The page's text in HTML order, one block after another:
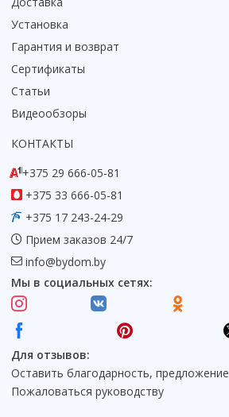
Установка
Гарантия и возврат
Сертификаты
Статьи
Видеообзоры
КОНТАКТЫ
+375 29 666-05-81
+375 33 666-05-81
+375 17 243-24-29
Прием заказов 24/7
info@bydom.by
Мы в социальных сетях:
Для отзывов:
Оставить благодарность, предложение
Пожаловаться руководству